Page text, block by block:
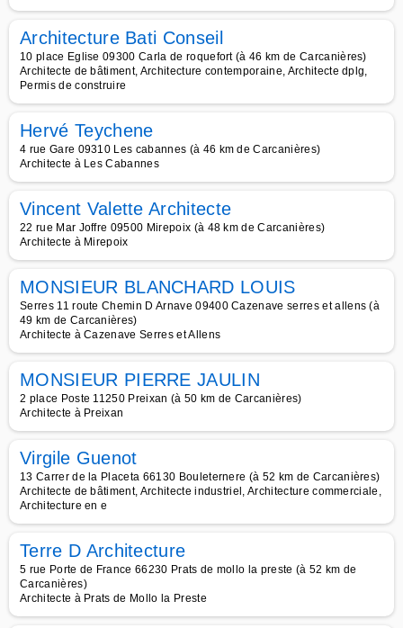
Architecture Bati Conseil
10 place Eglise 09300 Carla de roquefort (à 46 km de Carcanières)
Architecte de bâtiment, Architecture contemporaine, Architecte dplg,
Permis de construire
Hervé Teychene
4 rue Gare 09310 Les cabannes (à 46 km de Carcanières)
Architecte à Les Cabannes
Vincent Valette Architecte
22 rue Mar Joffre 09500 Mirepoix (à 48 km de Carcanières)
Architecte à Mirepoix
MONSIEUR BLANCHARD LOUIS
Serres 11 route Chemin D Arnave 09400 Cazenave serres et allens (à
49 km de Carcanières)
Architecte à Cazenave Serres et Allens
MONSIEUR PIERRE JAULIN
2 place Poste 11250 Preixan (à 50 km de Carcanières)
Architecte à Preixan
Virgile Guenot
13 Carrer de la Placeta 66130 Bouleternere (à 52 km de Carcanières)
Architecte de bâtiment, Architecte industriel, Architecture commerciale,
Architecture en e
Terre D Architecture
5 rue Porte de France 66230 Prats de mollo la preste (à 52 km de
Carcanières)
Architecte à Prats de Mollo la Preste